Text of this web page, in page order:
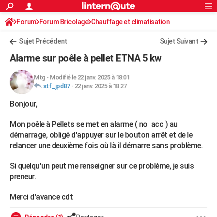
ACTUALITÉS
Politique
Société
Faits Divers
Education
Monde
Villes
+
FINANCE
Retraite
Impôts
Epargne
Immobilier
Risques naturels par ville
Banque
Assurance
Crédit
AUTO
Essais
Réserver un essai
Citadines
Berlines
SUV
Forum auto
+HIGH-TECH
Mobiles
Meilleur smartphone
Internet
Ordinateurs
Jeux vidéo
Guide high-tech
+BRICOLAGE
Forum
Aménagement intérieur
Extérieur
Cuisine
Salle de bains
Jardinage
Rangement
WEEK-END
Guides de France
Escapades
Patrimoine
Expositions
Musées
Week-end nature
+LIFESTYLE
Rechercher
S'inscrire
Connexion
Forum Forum Bricolage Chauffage et climatisation
Chauffage bois/pellet/granulés
Sujet Précédent Sujet Suivant
Alarme sur poêle à pellet ETNA 5 kw
Mtg - Modifié le 22 janv. 2025 à 18:01
stf_jpd87- 22 janv. 2025 à 18:27
Bonjour,
Mon poêle à Pellets se met en alarme ( no acc ) au
démarrage, obligé d'appuyer sur le bouton arrêt et de le
relancer une deuxième fois où là il démarre sans problème.
Si quelqu'un peut me renseigner sur ce problème, je suis
preneur.
Merci d'avance cdt